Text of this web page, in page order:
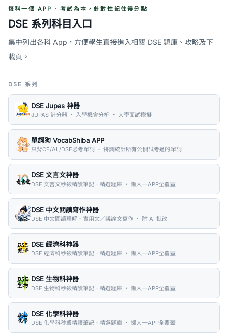
每科一個 APP · 考試為本，針對性記住得分點
DSE 系列科目入口
集中列出各科 App，方便學生直接進入相關 DSE 題庫、攻略及下
載頁。
DSE 系列
DSE Jupas 神器
JUPAS 計分器 ・ 入學機會分析 ・ 大學面試模擬
單詞狗 VocabShiba APP
只背CE/AL/DSE必考單詞 ・ 特調統計所有公開試考過的單詞
DSE 文言文神器
DSE 文言文秒殺精讀筆記．精選題庫 ・ 懶人一APP全覆蓋
DSE 中文閱讀寫作神器
DSE 中文閱讀理解．實用文／議論文寫作 ・ 附 AI 批改
DSE 經濟科神器
DSE 經濟科秒殺精讀筆記．精選題庫 ・ 懶人一APP全覆蓋
DSE 生物科神器
DSE 生物科秒殺精讀筆記．精選題庫 ・ 懶人一APP全覆蓋
DSE 化學科神器
DSE 化學科秒殺精讀筆記．精選題庫 ・ 懶人一APP全覆蓋